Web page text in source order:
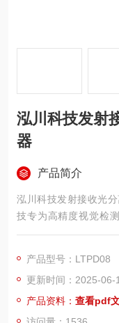
泓川科技发射
器
产品简介
泓川科技发射接收光
技专为高精度视觉检
器，采用特别的分离
能优秀，重新定义微小
产品型号：LTPD08
更新时间：2025-06-
产品资料： 查看pdf